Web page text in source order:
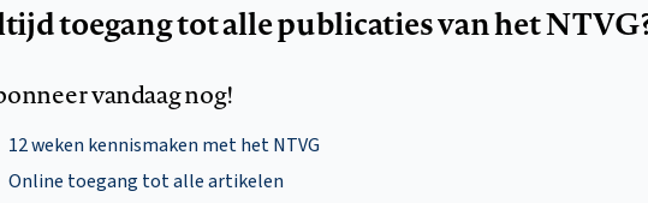
toegang tot alle publicaties van het
vandaag nog!
12 weken kennismaken met het NTVG
Online toegang tot alle artikelen